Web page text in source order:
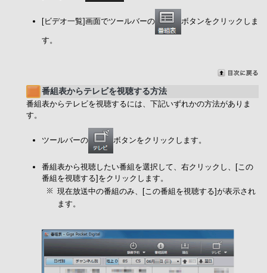
[ビデオ一覧]画面でツールバーの ボタンをクリックしま
す。
番組表からテレビを視聴する方法
番組表からテレビを視聴するには、下記いずれかの方法がありま
す。
ツールバーの ボタンをクリックします。
番組表から視聴したい番組を選択して、右クリックし、[この
番組を視聴する]をクリックします。
現在放送中の番組のみ、[この番組を視聴する]が表示され
ます。